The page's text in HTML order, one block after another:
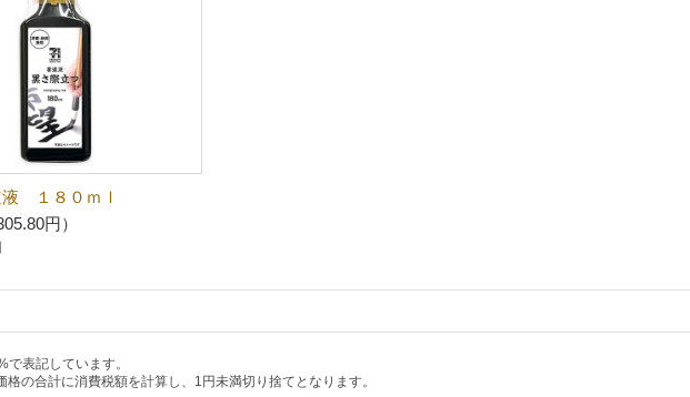
１８０ｍｌ
円）
で表記しています。
格の合計に消費税額を計算し、1円未満切り捨てとなります。